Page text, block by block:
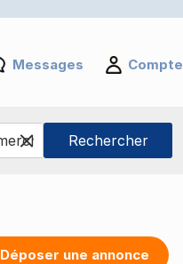
Messages Compte
Déposer une annonce